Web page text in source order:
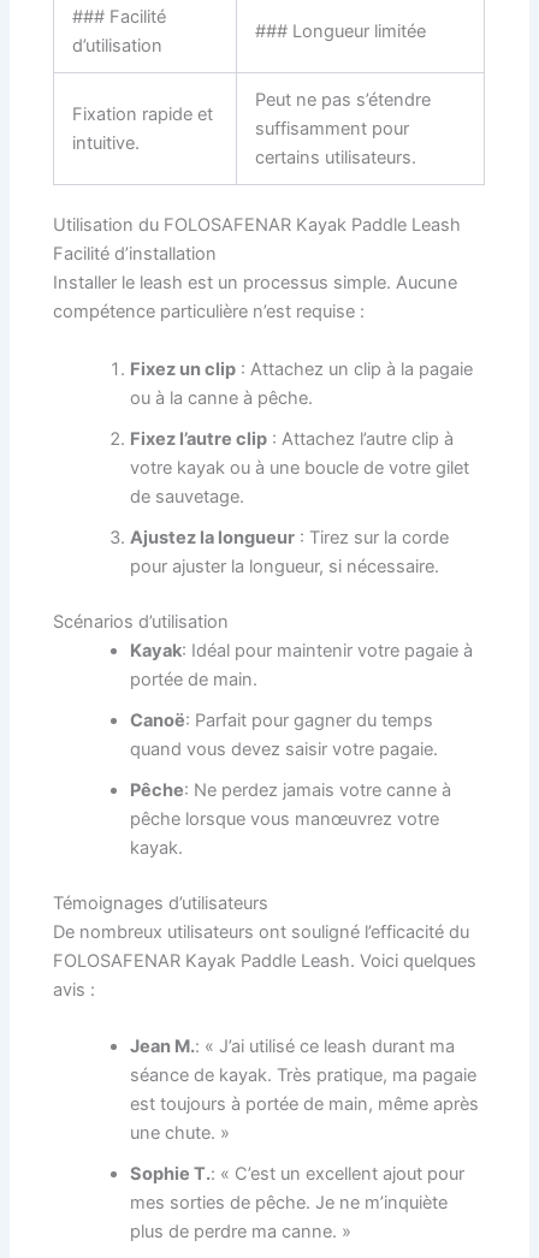
### Facilité
d’utilisation
### Longueur limitée
Fixation rapide et
intuitive.
Peut ne pas s’étendre
suffisamment pour
certains utilisateurs.
Utilisation du FOLOSAFENAR Kayak Paddle Leash
Facilité d’installation
Installer le leash est un processus simple. Aucune
compétence particulière n’est requise :
Fixez un clip : Attachez un clip à la pagaie
ou à la canne à pêche.
Fixez l’autre clip : Attachez l’autre clip à
votre kayak ou à une boucle de votre gilet
de sauvetage.
Ajustez la longueur : Tirez sur la corde
pour ajuster la longueur, si nécessaire.
Scénarios d’utilisation
Kayak: Idéal pour maintenir votre pagaie à
portée de main.
Canoë: Parfait pour gagner du temps
quand vous devez saisir votre pagaie.
Pêche: Ne perdez jamais votre canne à
pêche lorsque vous manœuvrez votre
kayak.
Témoignages d’utilisateurs
De nombreux utilisateurs ont souligné l’efficacité du
FOLOSAFENAR Kayak Paddle Leash. Voici quelques
avis :
Jean M.: « J’ai utilisé ce leash durant ma
séance de kayak. Très pratique, ma pagaie
est toujours à portée de main, même après
une chute. »
Sophie T.: « C’est un excellent ajout pour
mes sorties de pêche. Je ne m’inquiète
plus de perdre ma canne. »